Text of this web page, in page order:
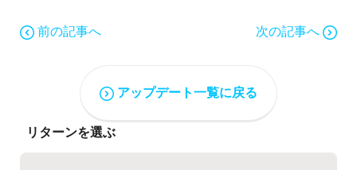
前の記事へ 次の記事へ
アップデート一覧に戻る
リターンを選ぶ